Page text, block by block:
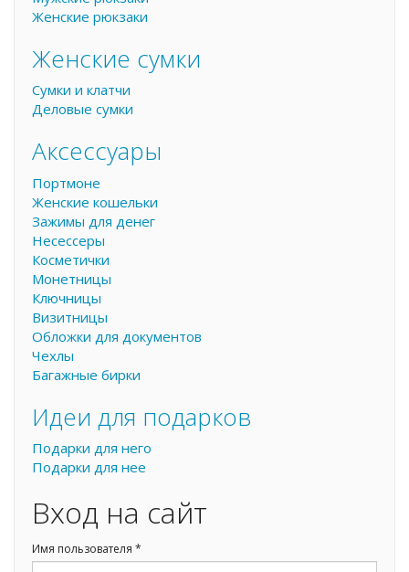
Женские рюкзаки
Женские сумки
Сумки и клатчи
Деловые сумки
Аксессуары
Портмоне
Женские кошельки
Зажимы для денег
Несессеры
Косметички
Монетницы
Ключницы
Визитницы
Обложки для документов
Чехлы
Багажные бирки
Идеи для подарков
Подарки для него
Подарки для нее
Вход на сайт
Имя пользователя *